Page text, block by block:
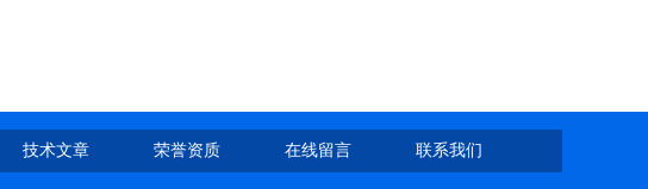
技术文章 荣誉资质 在线留言 联系我们